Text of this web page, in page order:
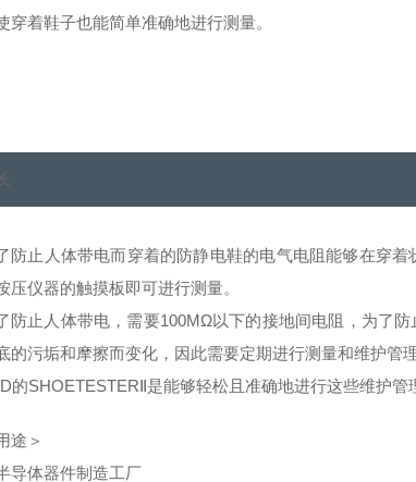
穿着鞋子也能简单准确地进行测量。
防止人体带电而穿着的防静电鞋的电气电阻能够在穿
压仪器的触摸板即可进行测量。
防止人体带电，需要100MΩ以下的接地间电阻，为了
的污垢和摩擦而变化，因此需要定期进行测量和维护管理
的SHOETESTERⅡ是能够轻松且准确地进行这些维护管
途＞
导体器件制造工厂